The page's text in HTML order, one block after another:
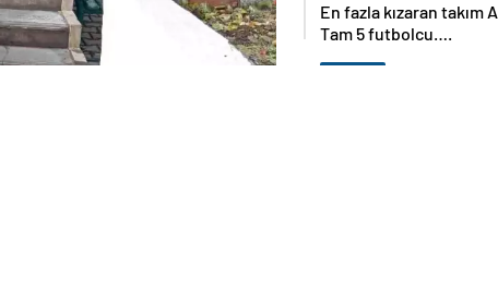
En fazla kızaran takım
Tam 5 futbolcu….